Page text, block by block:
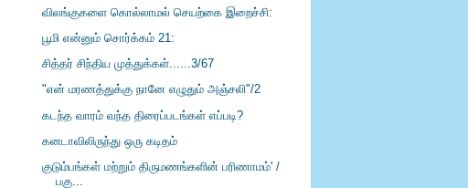
விலங்குகளை கொல்லாமல் செயற்கை இறைச்சி:
பூமி என்னும் சொர்க்கம் 21:
சித்தர் சிந்திய முத்துக்கள்......3/67
"என் மரணத்துக்கு நானே எழுதும் அஞ்சலி"/2
கடந்த வாரம் வந்த திரைப்படங்கள் எப்படி?
கனடாவிலிருந்து ஒரு கடிதம்
குடும்பங்கள் மற்றும் திருமணங்களின் பரிணாமம்' /
பகு...